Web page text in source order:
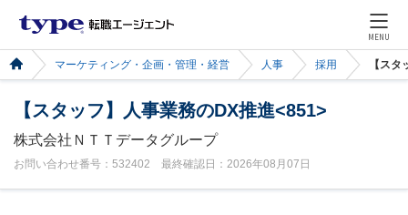
MENU
マーケティング・企画・管理・経営 人事 採用 【ス
【スタッフ】人事業務のDX推進<851>
株式会社ＮＴＴデータグループ
お問い合わせ番号：532402 最終確認日：2026年08月07日